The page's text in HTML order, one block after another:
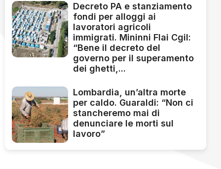
Decreto PA e stanziamento
fondi per alloggi ai
lavoratori agricoli
immigrati. Mininni Flai Cgil:
“Bene il decreto del
governo per il superamento
dei ghetti,...
Lombardia, un’altra morte
per caldo. Guaraldi: “Non ci
stancheremo mai di
denunciare le morti sul
lavoro”